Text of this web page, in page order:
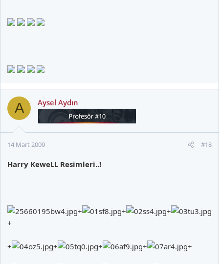
A Aysel Aydın
14 Mart 2009 #18
Harry KeweLL Resimleri..!
+ +
+
+
+ + + + +